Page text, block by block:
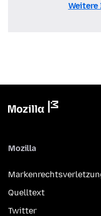
Mozilla
Quelltext
Twitter